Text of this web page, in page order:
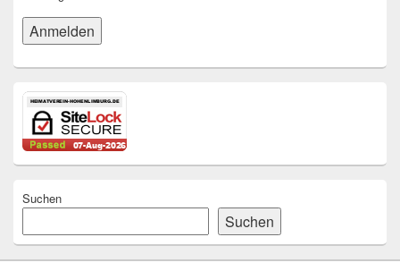
Suchen
Suchen